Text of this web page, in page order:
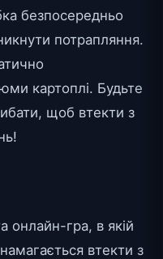
безпосередньо
потрапляння.
картоплі. Будьте
щоб втекти з
онлайн-гра, в якій
втекти з